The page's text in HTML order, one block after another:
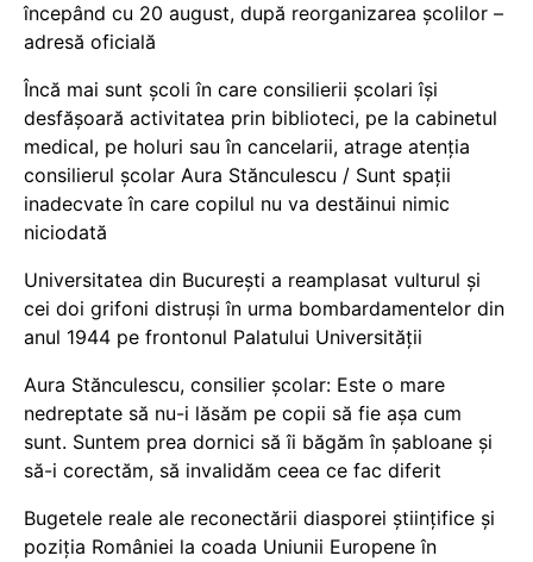
începând cu 20 august, după reorganizarea școlilor –
adresă oficială
Încă mai sunt școli în care consilierii școlari își
desfășoară activitatea prin biblioteci, pe la cabinetul
medical, pe holuri sau în cancelarii, atrage atenția
consilierul școlar Aura Stănculescu / Sunt spații
inadecvate în care copilul nu va destăinui nimic
niciodată
Universitatea din București a reamplasat vulturul și
cei doi grifoni distruși în urma bombardamentelor din
anul 1944 pe frontonul Palatului Universității
Aura Stănculescu, consilier școlar: Este o mare
nedreptate să nu-i lăsăm pe copii să fie așa cum
sunt. Suntem prea dornici să îi băgăm în șabloane și
să-i corectăm, să invalidăm ceea ce fac diferit
Bugetele reale ale reconectării diasporei științifice și
poziția României la coada Uniunii Europene în